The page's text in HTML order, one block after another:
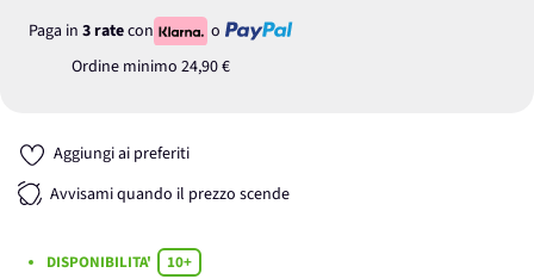
Paga in 3 ratecon
o
Ordine minimo 24,90 €
Aggiungi ai preferiti
Avvisami quando il prezzo scende
DISPONIBILITA'
10+